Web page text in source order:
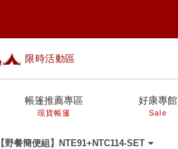
限時活動區
帳篷推薦專區
現貨帳篷
好康專館
Sale
【野餐簡便組】NTE91+NTC114-SET